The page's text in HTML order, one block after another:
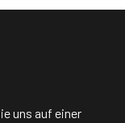
uns auf einer